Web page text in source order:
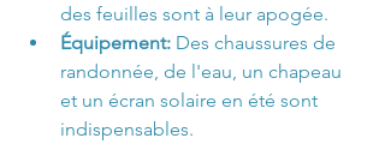
des feuilles sont à leur apogée.
Équipement: Des chaussures de
randonnée, de l'eau, un chapeau
et un écran solaire en été sont
indispensables.